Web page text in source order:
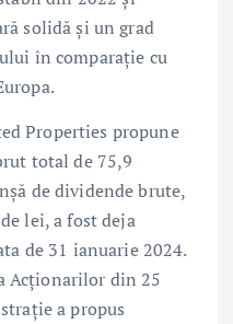
solidă și un grad
în comparație cu
Properties propune
total de 75,9
de dividende brute,
lei, a fost deja
de 31 ianuarie 2024.
Acționarilor din 25
a propus